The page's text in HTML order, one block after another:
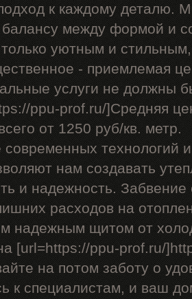
к каждому деталю.
между формой и
уютным и
- приемлемая
услуги не должны
ppu-prof.ru/]Средняя
от 1250 руб/кв. метр.
технологий
нам создавать
и надежность.
расходов на
надежным щитом от
[url=https://ppu-prof.ru/
на потом заботу о
к специалистам, и ваш